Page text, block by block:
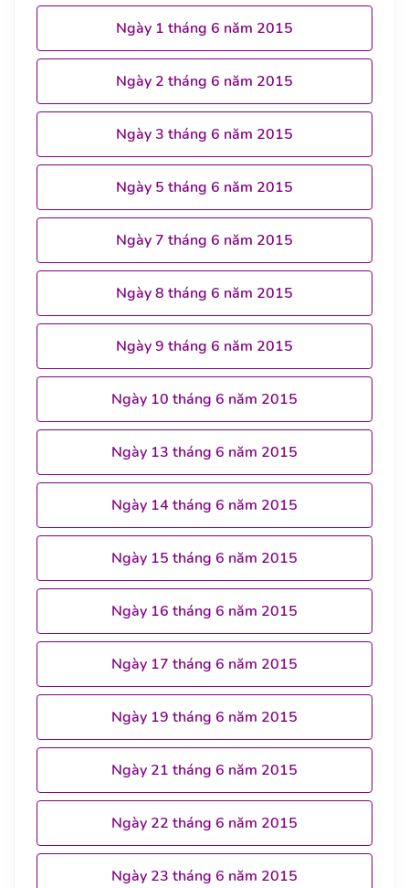
Ngày 1 tháng 6 năm 2015
Ngày 2 tháng 6 năm 2015
Ngày 3 tháng 6 năm 2015
Ngày 5 tháng 6 năm 2015
Ngày 7 tháng 6 năm 2015
Ngày 8 tháng 6 năm 2015
Ngày 9 tháng 6 năm 2015
Ngày 10 tháng 6 năm 2015
Ngày 13 tháng 6 năm 2015
Ngày 14 tháng 6 năm 2015
Ngày 15 tháng 6 năm 2015
Ngày 16 tháng 6 năm 2015
Ngày 17 tháng 6 năm 2015
Ngày 19 tháng 6 năm 2015
Ngày 21 tháng 6 năm 2015
Ngày 22 tháng 6 năm 2015
Ngày 23 tháng 6 năm 2015